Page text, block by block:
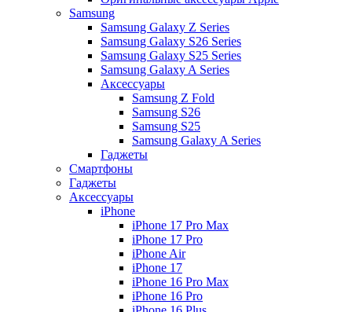
Samsung
Samsung Galaxy Z Series
Samsung Galaxy S26 Series
Samsung Galaxy S25 Series
Samsung Galaxy A Series
Аксессуары
Samsung Z Fold
Samsung S26
Samsung S25
Samsung Galaxy A Series
Гаджеты
Смартфоны
Гаджеты
Аксессуары
iPhone
iPhone 17 Pro Max
iPhone 17 Pro
iPhone Air
iPhone 17
iPhone 16 Pro Max
iPhone 16 Pro